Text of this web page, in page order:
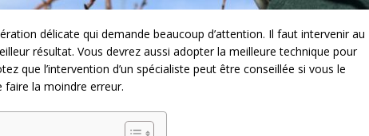
délicate qui demande beaucoup d’attention. Il faut intervenir au
résultat. Vous devrez aussi adopter la meilleure technique pour
que l’intervention d’un spécialiste peut être conseillée si vous le
faire la moindre erreur.